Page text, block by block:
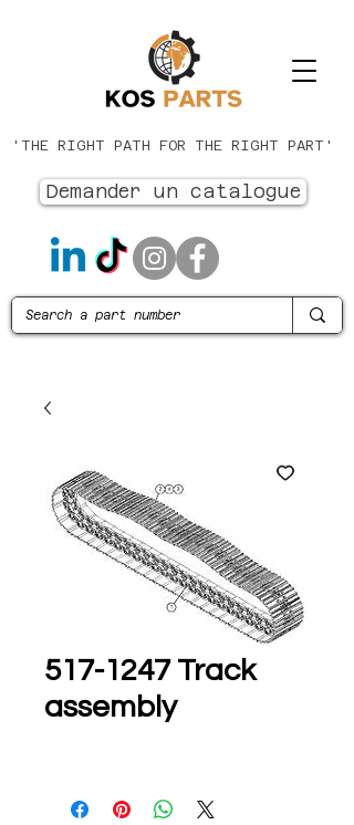
'THE RIGHT PATH FOR THE RIGHT PART'
Demander un catalogue
517-1247 Track
assembly